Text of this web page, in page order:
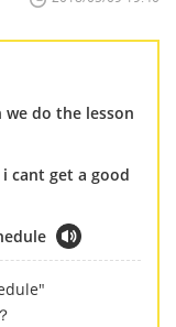
do the lesson
cant get a good